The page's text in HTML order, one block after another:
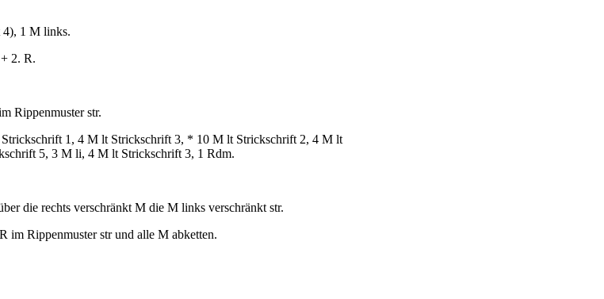
4), 1 M links.
2. R.
Rippenmuster str.
1, 4 M lt Strickschrift 3, * 10 M lt Strickschrift 2, 4 M lt
5, 3 M li, 4 M lt Strickschrift 3, 1 Rdm.
die rechts verschränkt M die M links verschränkt str.
im Rippenmuster str und alle M abketten.